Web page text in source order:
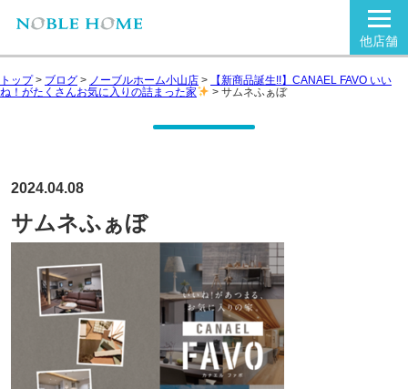
他店舗
トップ> ブログ > ノーブルホーム小山店 >
【新商品誕生!!】CANAEL FAVO いい
ね！がたくさんお気に入りの詰まった家
> サムネふぁぼ
2024.04.08
サムネふぁぼ